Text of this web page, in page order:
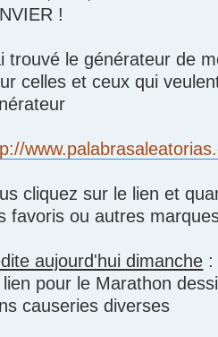
!
trouvé le générateur de
celles et ceux qui
cliquez sur le lien et
favoris ou autres
aujourd'hui dimanche :
lien pour le Marathon
causeries diverses